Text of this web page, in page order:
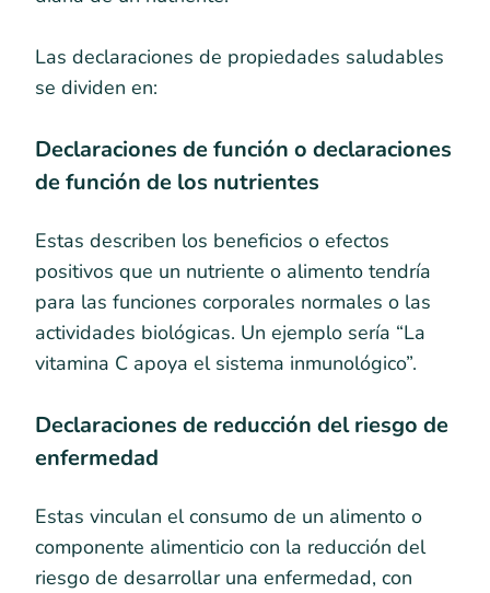
Las declaraciones de propiedades saludables
se dividen en:
Declaraciones de función o declaraciones
de función de los nutrientes
Estas describen los beneficios o efectos
positivos que un nutriente o alimento tendría
para las funciones corporales normales o las
actividades biológicas. Un ejemplo sería “La
vitamina C apoya el sistema inmunológico”.
Declaraciones de reducción del riesgo de
enfermedad
Estas vinculan el consumo de un alimento o
componente alimenticio con la reducción del
riesgo de desarrollar una enfermedad, con